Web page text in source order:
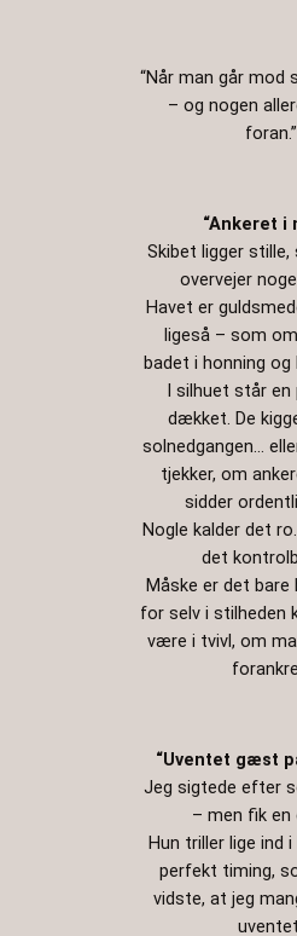
“Når man går mod
– og nogen
foran.”
“Ankeret i
Skibet ligger
overvejer
Havet er
ligeså – som
badet i honning og
I silhuet står
dækket. De
solnedgangen…
tjekker, om
sidder
Nogle kalder det
det
Måske er det bare
for selv i stilheden
være i tvivl, om
“Uventet gæst
Jeg sigtede efter
– men fik en
Hun triller lige ind
perfekt timing,
vidste, at jeg